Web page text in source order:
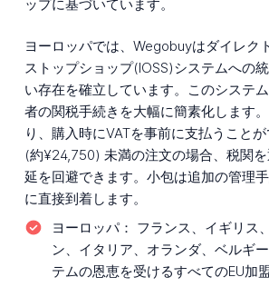
ップに基づいています。
ヨーロッパでは、Wegobuyはダイレク
ストップショップ(IOSS)システムへの
い存在を確立しています。このシステ
者の関税手続きを大幅に簡素化します
り、購入時にVATを事前に支払うこと
(約¥24,750) 未満の注文の場合、税関
延を回避できます。小包は追加の管理
に直接到着します。
ヨーロッパ： フランス、イギリス
ン、イタリア、オランダ、ベルギ
テムの恩恵を受けるすべてのEU加